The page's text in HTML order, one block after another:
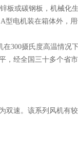
板或碳钢板，机械化生
型电机装在箱体外，
300摄氏度高温情况
，经全国三十多个省
双速。该系列风机有